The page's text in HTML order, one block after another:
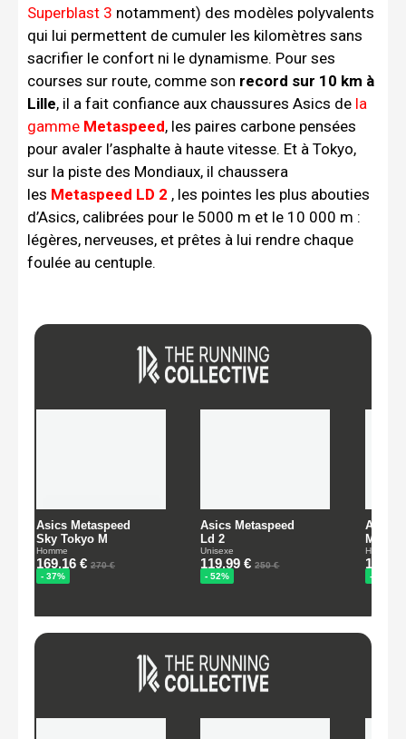
Superblast 3 notamment) des modèles polyvalents
qui lui permettent de cumuler les kilomètres sans
sacrifier le confort ni le dynamisme. Pour ses
courses sur route, comme son record sur 10 km à
Lille, il a fait confiance aux chaussures Asics de la
gamme Metaspeed, les paires carbone pensées
pour avaler l’asphalte à haute vitesse. Et à Tokyo,
sur la piste des Mondiaux, il chaussera
les Metaspeed LD 2 , les pointes les plus abouties
d’Asics, calibrées pour le 5000 m et le 10 000 m :
légères, nerveuses, et prêtes à lui rendre chaque
foulée au centuple.